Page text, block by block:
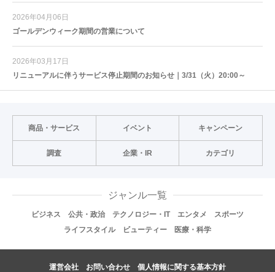
2026年04月06日
ゴールデンウィーク期間の営業について
2026年03月17日
リニューアルに伴うサービス停止期間のお知らせ｜3/31（火）20:00～
商品・サービス イベント キャンペーン
調査 企業・IR カテゴリ
ジャンル一覧
ビジネス 公共・政治 テクノロジー・IT エンタメ
スポーツ
ライフスタイル
ビューティー 医療・科学
運営会社 お問い合わせ 個人情報に関する基本方針